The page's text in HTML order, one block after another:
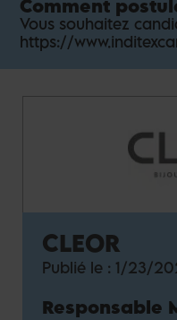
Comment
Vous souhaitez
https://
CLEOR
Publié le : 1/23/
Responsable